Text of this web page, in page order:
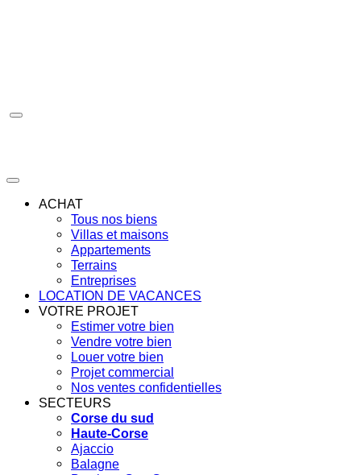
ACHAT
Tous nos biens
Villas et maisons
Appartements
Terrains
Entreprises
LOCATION DE VACANCES
VOTRE PROJET
Estimer votre bien
Vendre votre bien
Louer votre bien
Projet commercial
Nos ventes confidentielles
SECTEURS
Corse du sud
Haute-Corse
Ajaccio
Balagne